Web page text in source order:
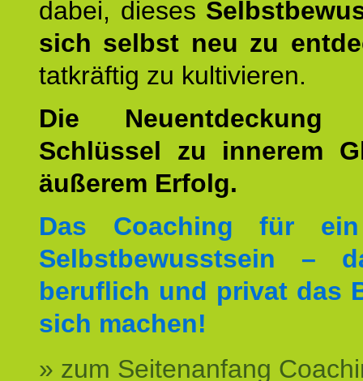
dabei, dieses
sich selbst neu zu
tatkräftig zu kultivieren.
Die
Schlüssel zu innerem
äußerem Erfolg.
Das Coaching für
Selbstbewusstsein –
beruflich und privat das
sich machen!
» zum Seitenanfang